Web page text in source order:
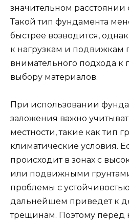
значительном расстоянии
Такой тип фундамента
быстрее возводится,
к нагрузкам и подвижкам
внимательного подхода к
выбору материалов.
При использовании
заложения важно
местности, такие как тип
климатические условия.
происходит в зонах с
или подвижными
проблемы с
дальнейшем приведет к
трещинам. Поэтому перед